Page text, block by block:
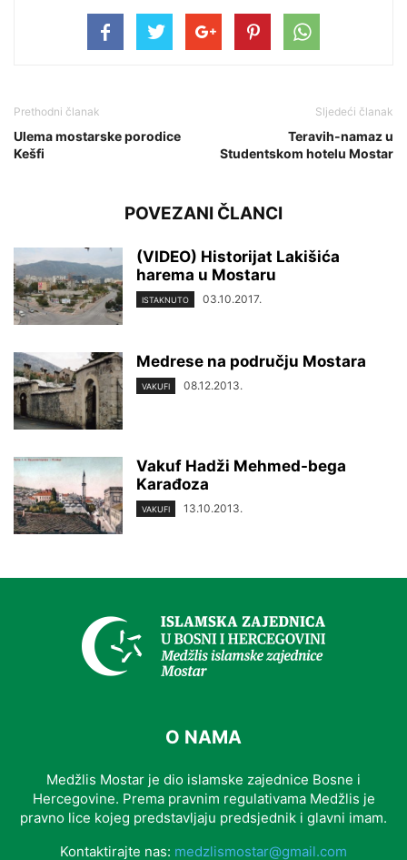
Prethodni članak
Ulema mostarske porodice
Kešfi
Sljedeći članak
Teravih-namaz u
Studentskom hotelu Mostar
POVEZANI ČLANCI
(VIDEO) Historijat Lakišića
harema u Mostaru
ISTAKNUTO 03.10.2017.
Medrese na području Mostara
VAKUFI 08.12.2013.
Vakuf Hadži Mehmed-bega
Karađoza
VAKUFI 13.10.2013.
O NAMA
Medžlis Mostar je dio islamske zajednice Bosne i
Hercegovine. Prema pravnim regulativama Medžlis je
pravno lice kojeg predstavljaju predsjednik i glavni imam.
Kontaktirajte nas: medzlismostar@gmail.com